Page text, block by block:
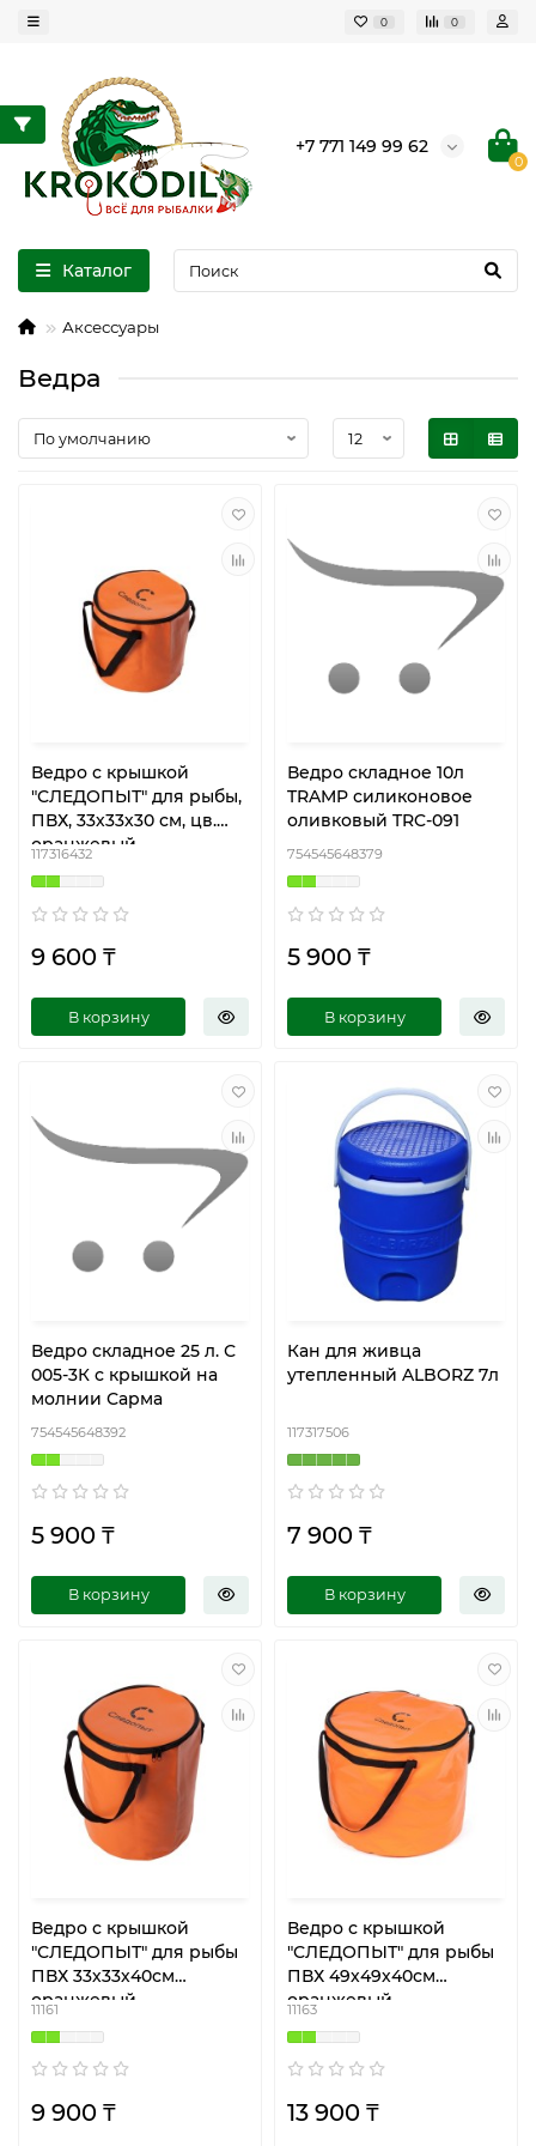
0 0
+7 771 149 99 62
0
Каталог
Аксессуары
Ведра
Ведро с крышкой
"СЛЕДОПЫТ" для рыбы,
ПВХ, 33х33х30 см, цв.
оранжевый
117316432
9 600 ₸
В корзину
Ведро складное 10л
TRAMP силиконовое
оливковый TRC-091
754545648379
5 900 ₸
В корзину
Ведро складное 25 л. С
005-3К с крышкой на
молнии Сарма
754545648392
5 900 ₸
В корзину
Кан для живца
утепленный ALBORZ 7л
117317506
7 900 ₸
В корзину
Ведро с крышкой
"СЛЕДОПЫТ" для рыбы
ПВХ 33х33х40см
оранжевый
11161
9 900 ₸
Ведро с крышкой
"СЛЕДОПЫТ" для рыбы
ПВХ 49х49х40см
оранжевый
11163
13 900 ₸